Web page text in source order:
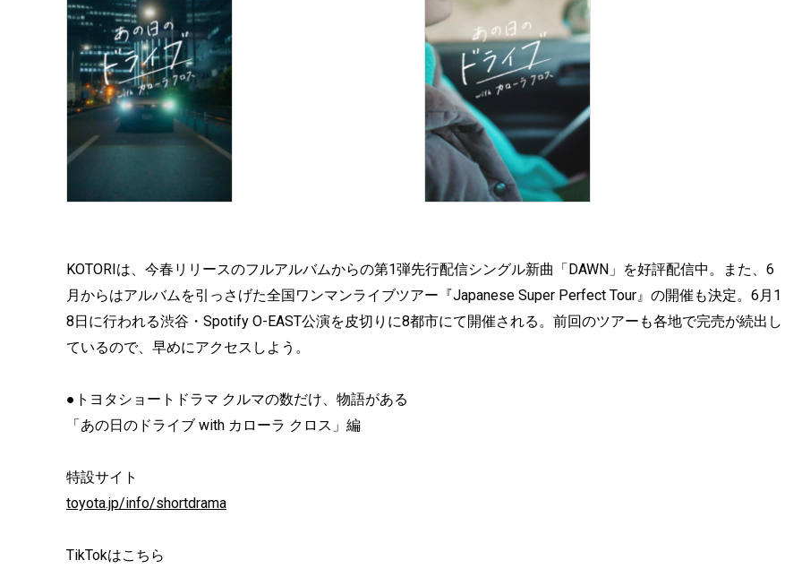
KOTORIは、今春リリースのフルアルバムからの第1弾先行配信シングル新曲「DAWN」を好評配信中。また、6
月からはアルバムを引っさげた全国ワンマンライブツアー『Japanese Super Perfect Tour』の開催も決定。6月1
8日に行われる渋谷・Spotify O-EAST公演を皮切りに8都市にて開催される。前回のツアーも各地で完売が続出し
ているので、早めにアクセスしよう。
●トヨタショートドラマ クルマの数だけ、物語がある
「あの日のドライブ with カローラ クロス」編
特設サイト
toyota.jp/info/shortdrama
TikTokはこちら